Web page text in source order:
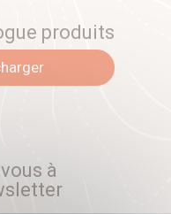
produits
à